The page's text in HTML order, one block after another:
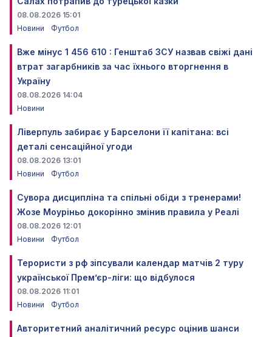
08.08.2026 15:01
Новини
Футбол
Вже мінус 1 456 610 : Генштаб ЗСУ назвав свіжі дані
втрат загарбників за час їхнього вторгнення в
Україну
08.08.2026 14:04
Новини
Ліверпуль забирає у Барселони її капітана: всі
деталі сенсаційної угоди
08.08.2026 13:01
Новини
Футбол
Сувора дисципліна та спільні обіди з тренерами!
Жозе Моуріньо докорінно змінив правила у Реалі
08.08.2026 12:01
Новини
Футбол
Терористи з рф зіпсували календар матчів 2 туру
української Прем’єр-ліги: що відбулося
08.08.2026 11:01
Новини
Футбол
Авторитетний аналітичний ресурс оцінив шанси